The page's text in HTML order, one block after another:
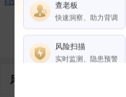
控制企业
风险信息
查老板
快速洞察、助力背调
风险扫描
实时监测、隐患预警